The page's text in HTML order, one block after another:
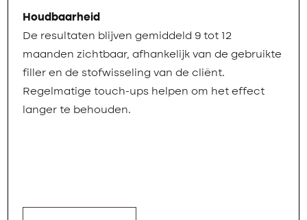
Houdbaarheid
De resultaten blijven gemiddeld 9 tot 12
maanden zichtbaar, afhankelijk van de gebruikte
filler en de stofwisseling van de cliënt.
Regelmatige touch-ups helpen om het effect
langer te behouden.